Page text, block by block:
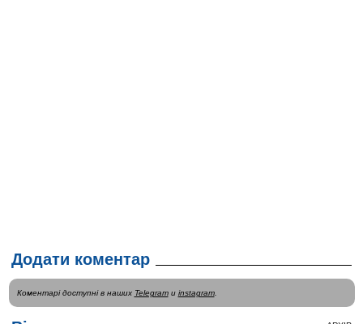
Додати коментар
Коментарі доступні в наших Telegramи instagram.